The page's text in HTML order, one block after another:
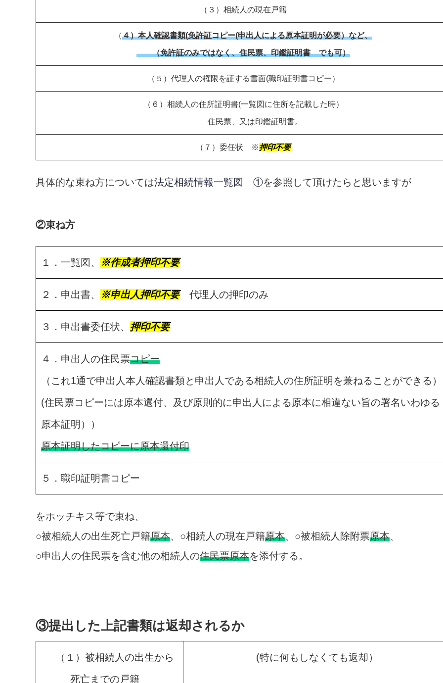
（３）相続人の現在戸籍
（４）本人確認書類(免許証コピー(申出人による原本証明が必要）など、
（免許証のみではなく、住民票、印鑑証明書 でも可）
（５）代理人の権限を証する書面(職印証明書コピー）
（６）相続人の住所証明書(一覧図に住所を記載した時）
住民票、又は印鑑証明書。
（７）委任状 ※押印不要
具体的な束ね方については法定相続情報一覧図 ①を参照して頂けたらと思いますが
②束ね方
１．一覧図、 ※作成者押印不要
２．申出書、 ※申出人押印不要代理人の押印のみ
３．申出書委任状、 押印不要
４．申出人の住民票コピー
（これ1通で申出人本人確認書類と申出人である相続人の住所証明を兼ねることができる）
(住民票コピーには原本還付、及び原則的に申出人による原本に相違ない旨の署名いわゆる
原本証明））
原本証明したコピーに原本還付印
５．職印証明書コピー
をホッチキス等で束ね、
○被相続人の出生死亡戸籍原本、○相続人の現在戸籍原本、○被相続人除附票原本、
○申出人の住民票を含む他の相続人の住民票原本を添付する。
③提出した上記書類は返却されるか
（１）被相続人の出生から
死亡までの戸籍
(特に何もしなくても返却）